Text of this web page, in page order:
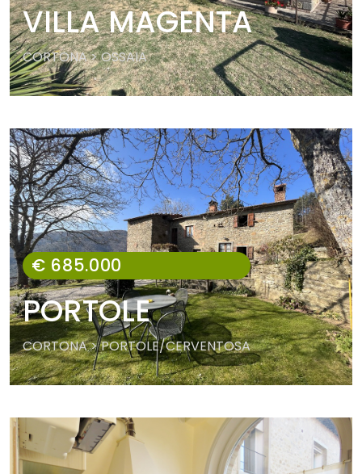
VILLA MAGENTA
CORTONA > OSSAIA
€ 685.000
PORTOLE
CORTONA > PORTOLE/CERVENTOSA